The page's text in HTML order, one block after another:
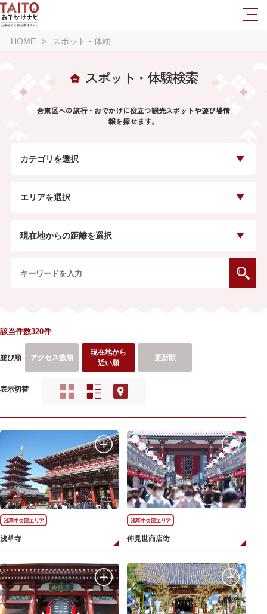
HOME スポット・体験
スポット・体験検索
台東区への旅行・おでかけに役立つ観光スポットや遊び場情
報を探せます。
カテゴリを選択
エリアを選択
現在地からの距離を選択
該当件数320件
並び順 アクセス数順
現在地から
近い順
更新順
表示切替
浅草中央部エリア
浅草寺
浅草中央部エリア
仲見世商店街